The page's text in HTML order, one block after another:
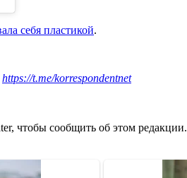
себя пластикой.
https://t.me/korrespondentnet
чтобы сообщить об этом редакции.